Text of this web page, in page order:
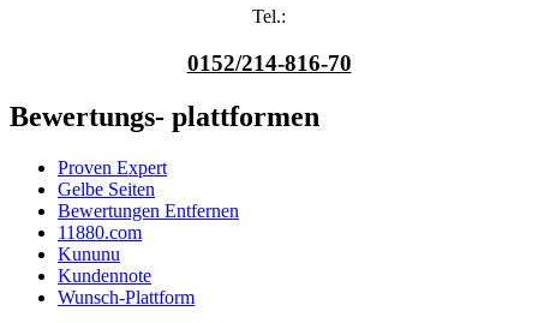
Tel.:
0152/214-816-70
Bewertungs- plattformen
Proven Expert
Gelbe Seiten
Bewertungen Entfernen
11880.com
Kununu
Kundennote
Wunsch-Plattform